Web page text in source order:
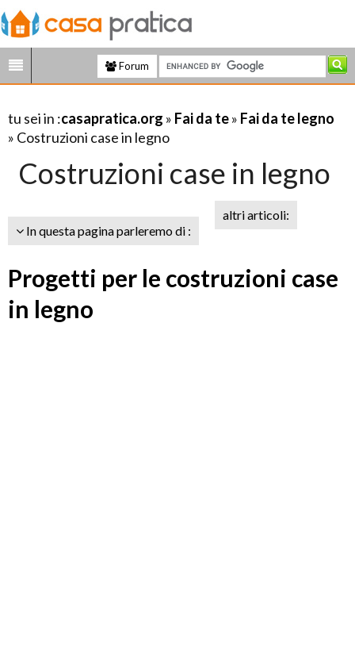
Forum
tu sei in :casapratica.org » Fai da te» Fai da te legno
» Costruzioni case in legno
Costruzioni case in legno
In questa pagina parleremo di :
altri articoli:
Progetti per le costruzioni case
in legno